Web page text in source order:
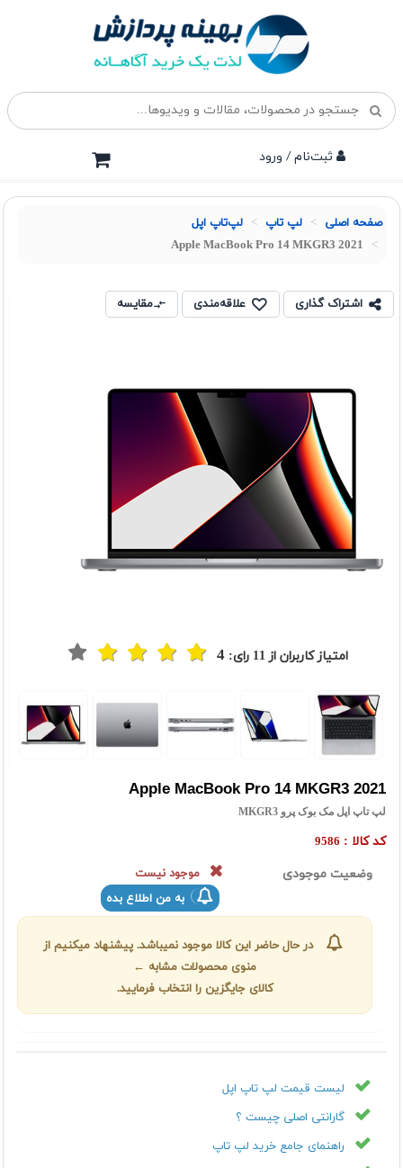
ثبت‌نام / ورود
صفحه اصلی لپ تاپ لپ‌تاپ اپل
Apple MacBook Pro 14 MKGR3 2021
اشتراک گذاری علاقه‌مندی مقایسه
امتیاز کاربران از11 رای: 4
Apple MacBook Pro 14 MKGR3 2021
لپ تاپ اپل مک بوک پرو MKGR3
کد کالا : 9586
وضعیت موجودی
موجود نیست
به من اطلاع بده
در حال حاضر این کالا موجود نمیباشد. پیشنهاد میکنیم از
منوی محصولات مشابه ←
کالای جایگزین را انتخاب فرمایید.
لیست قیمت لپ تاپ اپل
گارانتی اصلی چیست ؟
راهنمای جامع خرید لپ تاپ